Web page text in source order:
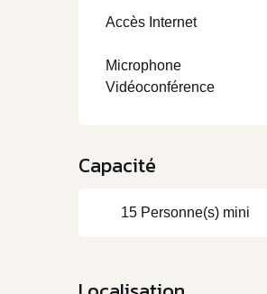
Accès Internet
Microphone
Vidéoconférence
Capacité
15 Personne(s) mini